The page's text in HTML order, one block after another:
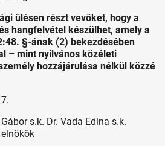
ülésen részt vevőket, hogy a
hangfelvétel készülhet, amely a
§-ának (2) bekezdésében
– mint nyilvános közéleti
hozzájárulása nélkül közzé
s.k. Dr. Vada Edina s.k.